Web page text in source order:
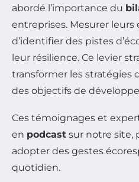
abordé l’importance du
entreprises. Mesurer
d’identifier des pistes
leur résilience. Ce levier
transformer les stratégies
des objectifs de
Ces témoignages et
en podcast sur notre site,
adopter des gestes
quotidien.